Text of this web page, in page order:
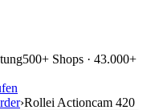
500+ Shops · 43.000+
›Rollei Actioncam 420